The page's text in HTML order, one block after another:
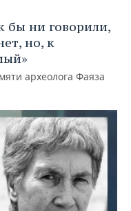
бы ни говорили,
но, к
археолога Фаяза